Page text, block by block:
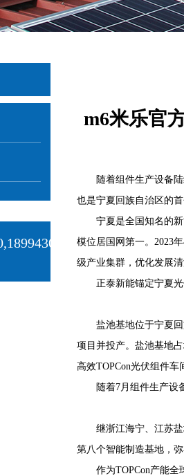
m6米乐官
随着组件生产设备
也是宁夏回族自治区的首
宁夏是全国知名的
模位居国网第一。2023
级产业集群，优化发展
正泰新能锚定宁夏
盐池基地位于宁夏
项目并投产。盐池基地
高效TOPCon光伏组件
随着7月组件生产设
继浙江海宁、江苏
第八个智能制造基地，
作为TOPCon产能